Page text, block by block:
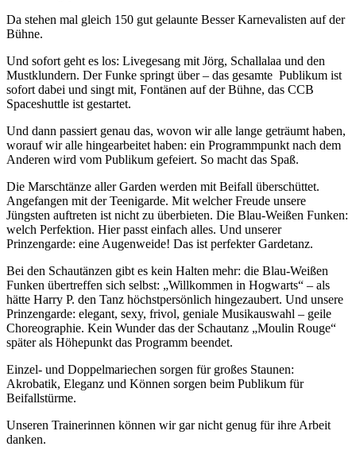
Da stehen mal gleich 150 gut gelaunte Besser Karnevalisten auf der
Bühne.
Und sofort geht es los: Livegesang mit Jörg, Schallalaa und den
Mustklundern. Der Funke springt über – das gesamte Publikum ist
sofort dabei und singt mit, Fontänen auf der Bühne, das CCB
Spaceshuttle ist gestartet.
Und dann passiert genau das, wovon wir alle lange geträumt haben,
worauf wir alle hingearbeitet haben: ein Programmpunkt nach dem
Anderen wird vom Publikum gefeiert. So macht das Spaß.
Die Marschtänze aller Garden werden mit Beifall überschüttet.
Angefangen mit der Teenigarde. Mit welcher Freude unsere
Jüngsten auftreten ist nicht zu überbieten. Die Blau-Weißen Funken:
welch Perfektion. Hier passt einfach alles. Und unserer
Prinzengarde: eine Augenweide! Das ist perfekter Gardetanz.
Bei den Schautänzen gibt es kein Halten mehr: die Blau-Weißen
Funken übertreffen sich selbst: „Willkommen in Hogwarts“ – als
hätte Harry P. den Tanz höchstpersönlich hingezaubert. Und unsere
Prinzengarde: elegant, sexy, frivol, geniale Musikauswahl – geile
Choreographie. Kein Wunder das der Schautanz „Moulin Rouge“
später als Höhepunkt das Programm beendet.
Einzel- und Doppelmariechen sorgen für großes Staunen:
Akrobatik, Eleganz und Können sorgen beim Publikum für
Beifallstürme.
Unseren Trainerinnen können wir gar nicht genug für ihre Arbeit
danken.